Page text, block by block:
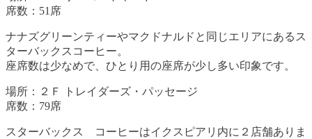
席数：51席
ナナズグリーンティーやマクドナルドと同じエリアにあるス
ターバックスコーヒー。
座席数は少なめで、ひとり用の座席が少し多い印象です。
場所：２Ｆ トレイダーズ・パッセージ
席数：79席
スターバックス コーヒーはイクスピアリ内に２店舗ありま